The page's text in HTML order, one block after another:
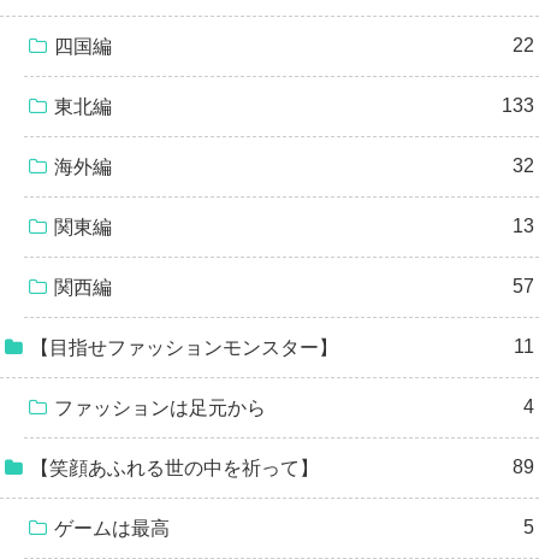
四国編 22
東北編 133
海外編 32
関東編 13
関西編 57
【目指せファッションモンスター】 11
ファッションは足元から 4
【笑顔あふれる世の中を祈って】 89
ゲームは最高 5